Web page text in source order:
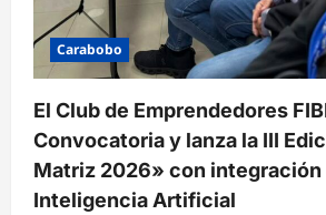
Carabobo
El Club de Emprendedores
Convocatoria y lanza la III
Matriz 2026» con integración
Inteligencia Artificial